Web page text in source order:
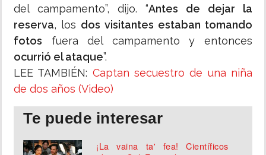
del campamento”, dijo. “Antes de dejar la
reserva, los dos visitantes estaban tomando
fotos fuera del campamento y entonces
ocurrió el ataque”.
LEE TAMBIÉN: Captan secuestro de una niña
de dos años (Video)
Te puede interesar
¡La vaina ta' fea! Científicos